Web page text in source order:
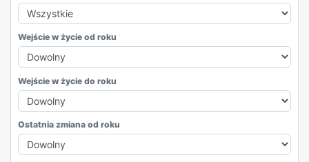
Wejście w życie od roku
Wejście w życie do roku
Ostatnia zmiana od roku